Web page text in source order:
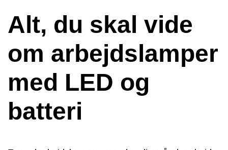
Alt, du skal vide
om arbejdslamper
med LED og
batteri